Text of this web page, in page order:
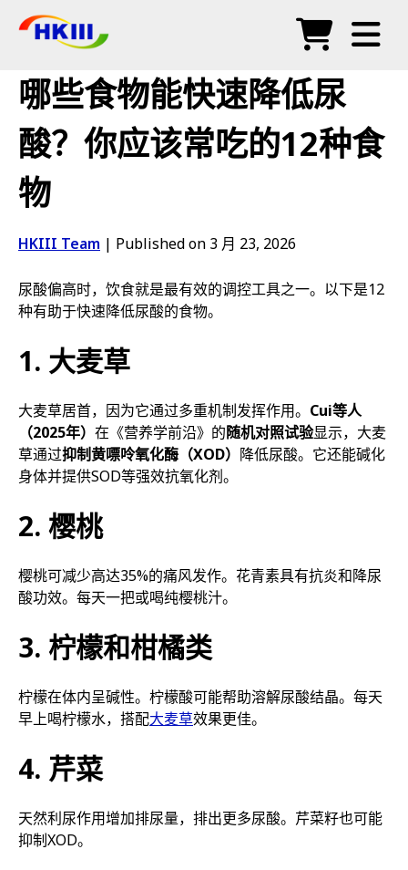
常见问题
博客
商店
哪些食物能快速降低尿
酸？你应该常吃的12种食
物
HKIII Team | Published on 3 月 23, 2026
尿酸偏高时，饮食就是最有效的调控工具之一。以下是12
种有助于快速降低尿酸的食物。
1. 大麦草
大麦草居首，因为它通过多重机制发挥作用。 Cui等人
（2025年） 在《营养学前沿》的随机对照试验显示，大麦
草通过抑制黄嘌呤氧化酶（XOD） 降低尿酸。它还能碱化
身体并提供SOD等强效抗氧化剂。
2. 樱桃
樱桃可减少高达35%的痛风发作。花青素具有抗炎和降尿
酸功效。每天一把或喝纯樱桃汁。
3. 柠檬和柑橘类
柠檬在体内呈碱性。柠檬酸可能帮助溶解尿酸结晶。每天
早上喝柠檬水，搭配大麦草效果更佳。
4. 芹菜
天然利尿作用增加排尿量，排出更多尿酸。芹菜籽也可能
抑制XOD。